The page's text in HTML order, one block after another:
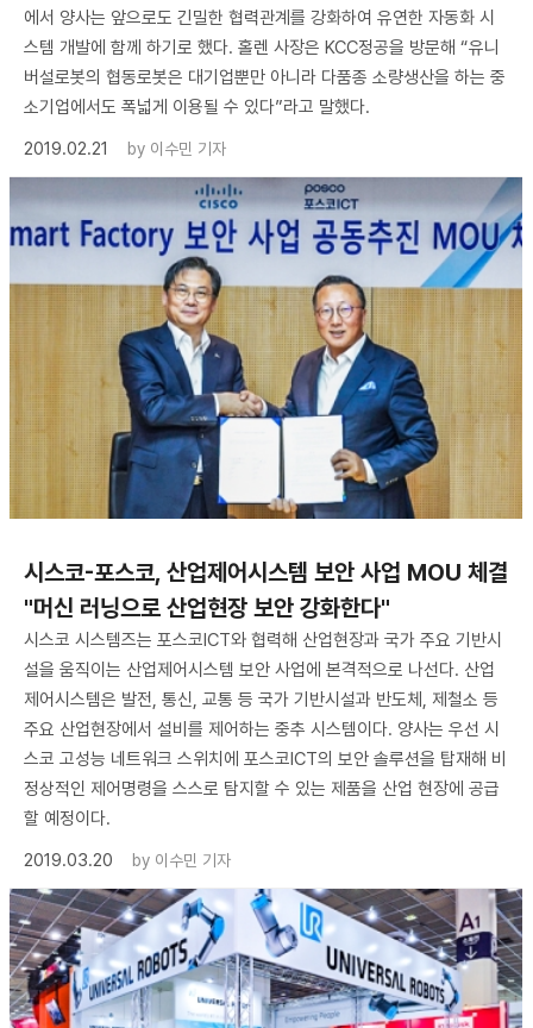
에서 양사는 앞으로도 긴밀한 협력관계를 강화하여 유연한 자동화 시
스템 개발에 함께 하기로 했다. 홀렌 사장은 KCC정공을 방문해 “유니
버설로봇의 협동로봇은 대기업뿐만 아니라 다품종 소량생산을 하는 중
소기업에서도 폭넓게 이용될 수 있다”라고 말했다.
2019.02.21
by 이수민 기자
시스코-포스코, 산업제어시스템 보안 사업 MOU 체결
"머신 러닝으로 산업현장 보안 강화한다"
시스코 시스템즈는 포스코ICT와 협력해 산업현장과 국가 주요 기반시
설을 움직이는 산업제어시스템 보안 사업에 본격적으로 나선다. 산업
제어시스템은 발전, 통신, 교통 등 국가 기반시설과 반도체, 제철소 등
주요 산업현장에서 설비를 제어하는 중추 시스템이다. 양사는 우선 시
스코 고성능 네트워크 스위치에 포스코ICT의 보안 솔루션을 탑재해 비
정상적인 제어명령을 스스로 탐지할 수 있는 제품을 산업 현장에 공급
할 예정이다.
2019.03.20
by 이수민 기자